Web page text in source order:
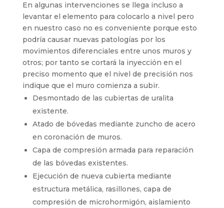
En algunas intervenciones se llega incluso a
levantar el elemento para colocarlo a nivel pero
en nuestro caso no es conveniente porque esto
podría causar nuevas patologías por los
movimientos diferenciales entre unos muros y
otros; por tanto se cortará la inyección en el
preciso momento que el nivel de precisión nos
indique que el muro comienza a subir.
Desmontado de las cubiertas de uralita
existente.
Atado de bóvedas mediante zuncho de acero
en coronación de muros.
Capa de compresión armada para reparación
de las bóvedas existentes.
Ejecución de nueva cubierta mediante
estructura metálica, rasillones, capa de
compresión de microhormigón, aislamiento